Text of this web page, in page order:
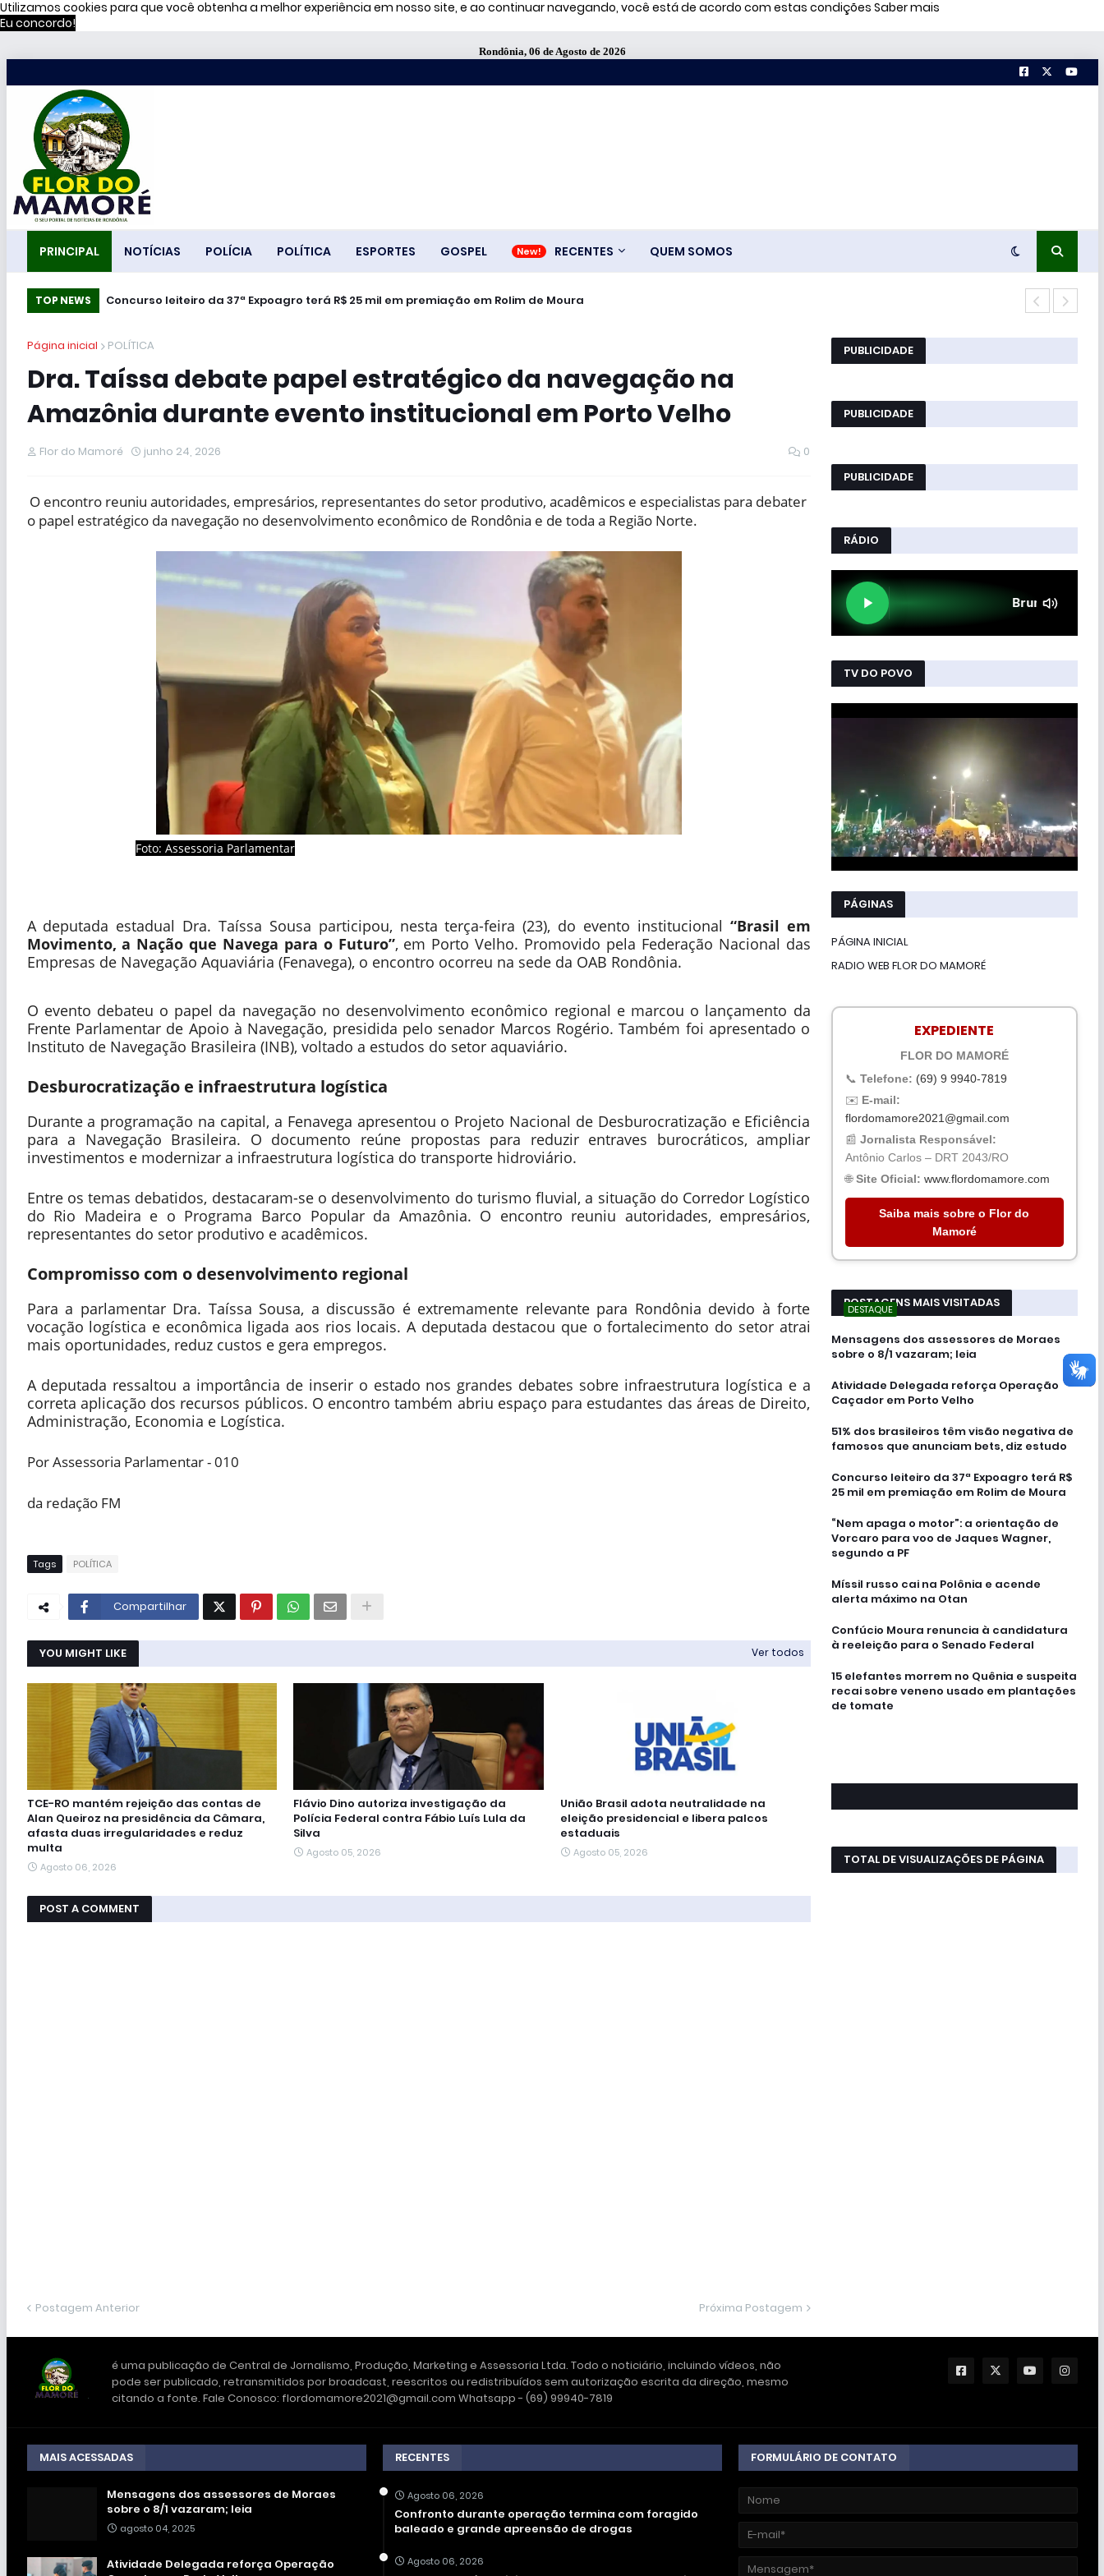
Utilizamos cookies para que você obtenha a melhor experiência em nosso site, e ao continuar navegando, você está de acordo com estas condições Saber mais
Eu concordo!
Rondônia, 06 de Agosto de 2026
PRINCIPAL NOTÍCIAS POLÍCIA POLÍTICA ESPORTES GOSPEL RECENTES QUEM SOMOS
TOP NEWS Concurso leiteiro da 37ª Expoagro terá R$ 25 mil em premiação em Rolim de Moura
Página inicial POLÍTICA
Dra. Taíssa debate papel estratégico da navegação na
Amazônia durante evento institucional em Porto Velho
Flor do Mamoré junho 24, 2026 0
O encontro reuniu autoridades, empresários, representantes do setor produtivo, acadêmicos e especialistas para debater
o papel estratégico da navegação no desenvolvimento econômico de Rondônia e de toda a Região Norte.
Foto: Assessoria Parlamentar
A deputada estadual Dra. Taíssa Sousa participou, nesta terça-feira (23), do evento institucional “Brasil em
Movimento, a Nação que Navega para o Futuro”, em Porto Velho. Promovido pela Federação Nacional das
Empresas de Navegação Aquaviária (Fenavega), o encontro ocorreu na sede da OAB Rondônia.
O evento debateu o papel da navegação no desenvolvimento econômico regional e marcou o lançamento da
Frente Parlamentar de Apoio à Navegação, presidida pelo senador Marcos Rogério. Também foi apresentado o
Instituto de Navegação Brasileira (INB), voltado a estudos do setor aquaviário.
Desburocratização e infraestrutura logística
Durante a programação na capital, a Fenavega apresentou o Projeto Nacional de Desburocratização e Eficiência
para a Navegação Brasileira. O documento reúne propostas para reduzir entraves burocráticos, ampliar
investimentos e modernizar a infraestrutura logística do transporte hidroviário.
Entre os temas debatidos, destacaram-se o desenvolvimento do turismo fluvial, a situação do Corredor Logístico
do Rio Madeira e o Programa Barco Popular da Amazônia. O encontro reuniu autoridades, empresários,
representantes do setor produtivo e acadêmicos.
Compromisso com o desenvolvimento regional
Para a parlamentar Dra. Taíssa Sousa, a discussão é extremamente relevante para Rondônia devido à forte
vocação logística e econômica ligada aos rios locais. A deputada destacou que o fortalecimento do setor atrai
mais oportunidades, reduz custos e gera empregos.
A deputada ressaltou a importância de inserir o estado nos grandes debates sobre infraestrutura logística e a
correta aplicação dos recursos públicos. O encontro também abriu espaço para estudantes das áreas de Direito,
Administração, Economia e Logística.
Por Assessoria Parlamentar - 010
da redação FM
Tags POLÍTICA
Compartilhar
YOU MIGHT LIKE Ver todos
TCE-RO mantém rejeição das contas de
Alan Queiroz na presidência da Câmara,
afasta duas irregularidades e reduz
multa
Agosto 06, 2026
Flávio Dino autoriza investigação da
Polícia Federal contra Fábio Luís Lula da
Silva
Agosto 05, 2026
União Brasil adota neutralidade na
eleição presidencial e libera palcos
estaduais
Agosto 05, 2026
POST A COMMENT
Postagem Anterior Próxima Postagem
PUBLICIDADE
PUBLICIDADE
PUBLICIDADE
RÁDIO
TV DO POVO
PÁGINAS
PÁGINA INICIAL
RADIO WEB FLOR DO MAMORÉ
EXPEDIENTE
FLOR DO MAMORÉ
📞 Telefone: (69) 9 9940-7819
✉️ E-mail:
flordomamore2021@gmail.com
📰 Jornalista Responsável:
Antônio Carlos – DRT 2043/RO
🌐Site Oficial: www.flordomamore.com
Saiba mais sobre o Flor do
Mamoré
POSTAGENS MAIS VISITADAS
DESTAQUE
Mensagens dos assessores de Moraes
sobre o 8/1 vazaram; leia
Atividade Delegada reforça Operação
Caçador em Porto Velho
51% dos brasileiros têm visão negativa de
famosos que anunciam bets, diz estudo
Concurso leiteiro da 37ª Expoagro terá R$
25 mil em premiação em Rolim de Moura
“Nem apaga o motor”: a orientação de
Vorcaro para voo de Jaques Wagner,
segundo a PF
Míssil russo cai na Polônia e acende
alerta máximo na Otan
Confúcio Moura renuncia à candidatura
à reeleição para o Senado Federal
15 elefantes morrem no Quênia e suspeita
recai sobre veneno usado em plantações
de tomate
TOTAL DE VISUALIZAÇÕES DE PÁGINA
é uma publicação de Central de Jornalismo, Produção, Marketing e Assessoria Ltda. Todo o noticiário, incluindo vídeos, não
pode ser publicado, retransmitidos por broadcast, reescritos ou redistribuídos sem autorização escrita da direção, mesmo
citando a fonte. Fale Conosco: flordomamore2021@gmail.com Whatsapp - (69) 99940-7819
MAIS ACESSADAS
Mensagens dos assessores de Moraes
sobre o 8/1 vazaram; leia
agosto 04, 2025
Atividade Delegada reforça Operação
RECENTES
Agosto 06, 2026
Confronto durante operação termina com foragido
baleado e grande apreensão de drogas
Agosto 06, 2026
FORMULÁRIO DE CONTATO